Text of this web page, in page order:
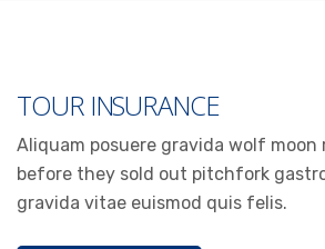
TOUR INSURANCE
Aliquam posuere gravida wolf moon
before they sold out pitchfork
gravida vitae euismod quis felis.